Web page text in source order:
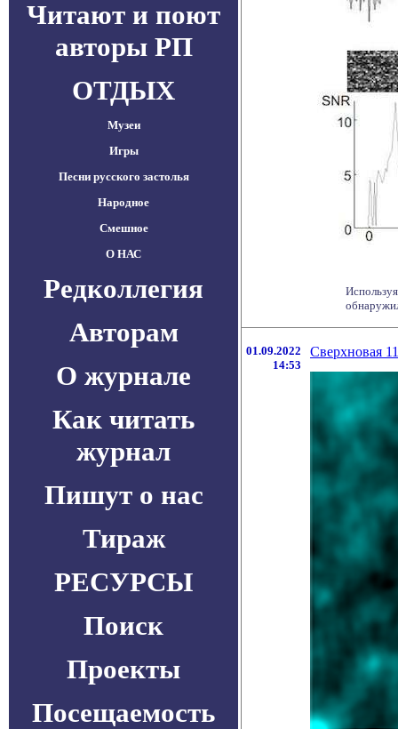
Читают и поют
авторы РП
ОТДЫХ
Музеи
Игры
Песни русского застолья
Народное
Смешное
О НАС
Редколлегия
Авторам
О журнале
Как читать
журнал
Пишут о нас
Тираж
РЕСУРСЫ
Поиск
Проекты
Посещаемость
01.09.2022
14:53
Сверхновая